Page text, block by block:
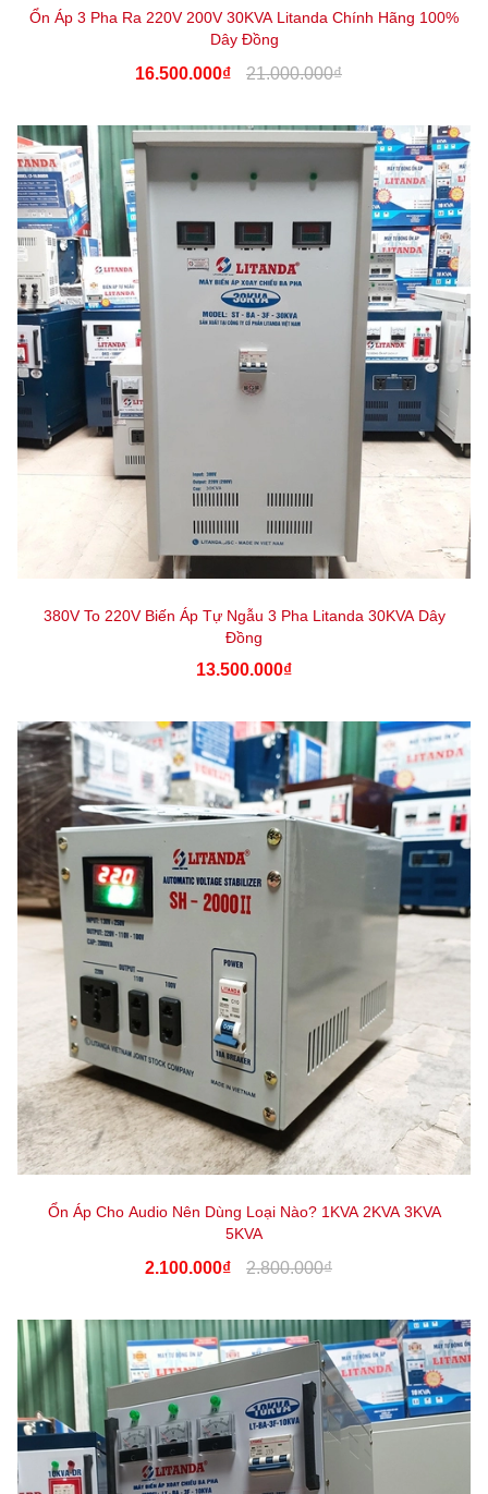
Ổn Áp 3 Pha Ra 220V 200V 30KVA Litanda Chính Hãng 100%
Dây Đồng
16.500.000₫ 21.000.000₫
380V To 220V Biến Áp Tự Ngẫu 3 Pha Litanda 30KVA Dây
Đồng
13.500.000₫
Ổn Áp Cho Audio Nên Dùng Loại Nào? 1KVA 2KVA 3KVA
5KVA
2.100.000₫ 2.800.000₫